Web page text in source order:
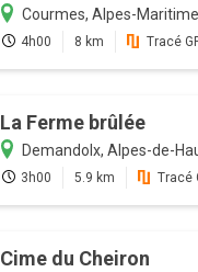
Courmes, Alpes-
4h00 8 km Tracé
La Ferme brûlée
Demandolx, Alpes-de-
3h00 5.9 km Tracé
Cime du Cheiron